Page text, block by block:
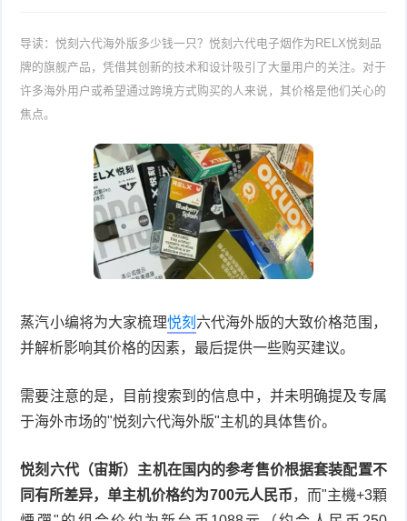
导读：悦刻六代海外版多少钱一只？悦刻六代电子烟作为RELX悦刻品
牌的旗舰产品，凭借其创新的技术和设计吸引了大量用户的关注。对于
许多海外用户或希望通过跨境方式购买的人来说，其价格是他们关心的
焦点。
蒸汽小编将为大家梳理悦刻 六代海外版的大致价格范围，
并解析影响其价格的因素，最后提供一些购买建议。
需要注意的是，目前搜索到的信息中，并未明确提及专属
于海外市场的"悦刻六代海外版"主机的具体售价。
悦刻六代（宙斯）主机在国内的参考售价根据套装配置不
同有所差异，单主机价格约为700元人民币，而"主機+3顆